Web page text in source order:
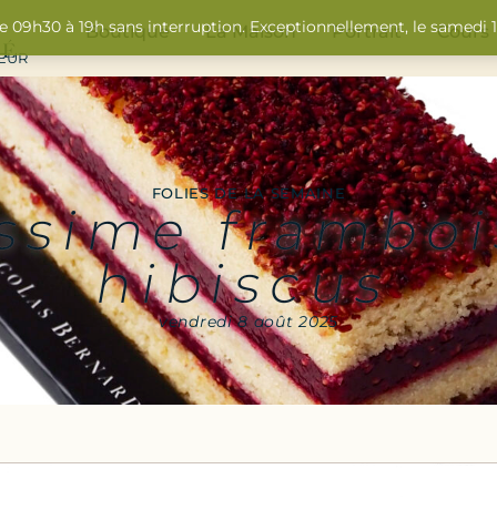
Boutique La Maison Portrait Cours
FOLIES DE LA SEMAINE
hibiscus
vendredi 8 août 2025
à 19h sans interruption. Exceptionnellement, le samedi